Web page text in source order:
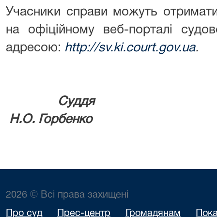
Учасники справи можуть
на офіційному веб-порталі
адресою: http://sv.ki.court.gov.ua.
Н.О. Горбенко
2026 © Всі права захищені
Про суд Прес-центр Громадянам